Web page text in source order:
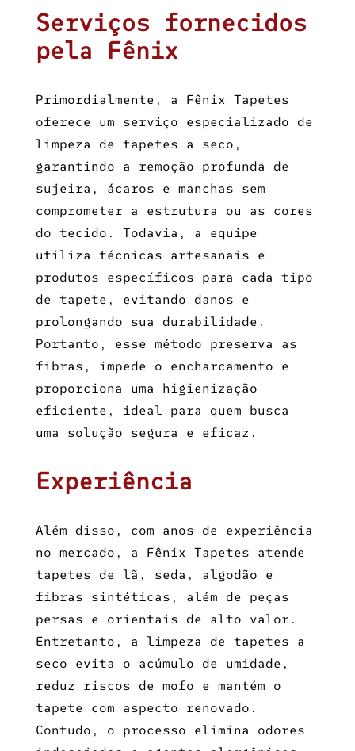
Serviços fornecidos
pela Fênix
Primordialmente, a Fênix Tapetes
oferece um serviço especializado de
limpeza de tapetes a seco ,
garantindo a remoção profunda de
sujeira, ácaros e manchas sem
comprometer a estrutura ou as cores
do tecido. Todavia, a equipe
utiliza técnicas artesanais e
produtos específicos para cada tipo
de tapete, evitando danos e
prolongando sua durabilidade.
Portanto, esse método preserva as
fibras, impede o encharcamento e
proporciona uma higienização
eficiente, ideal para quem busca
uma solução segura e eficaz.
Experiência
Além disso, com anos de experiência
no mercado, a Fênix Tapetes atende
tapetes de lã, seda, algodão e
fibras sintéticas, além de peças
persas e orientais de alto valor.
Entretanto, a limpeza de tapetes a
seco evita o acúmulo de umidade,
reduz riscos de mofo e mantém o
tapete com aspecto renovado.
Contudo, o processo elimina odores